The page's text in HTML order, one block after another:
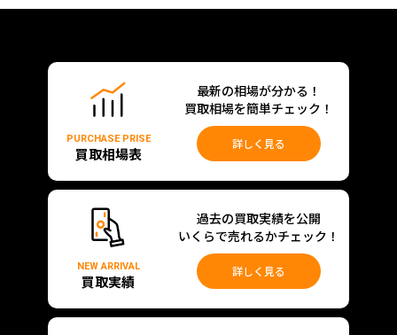
PURCHASE PRISE
買取相場表
最新の相場が分かる！
買取相場を簡単チェック！
詳しく見る
NEW ARRIVAL
買取実績
過去の買取実績を公開
いくらで売れるかチェック！
詳しく見る